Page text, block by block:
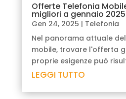
Offerte Telefonia
migliori a gennaio 2025
Gen 24, 2025 | Telefonia
Nel panorama attuale
mobile, trovare l'offerta
proprie esigenze può
LEGGI TUTTO